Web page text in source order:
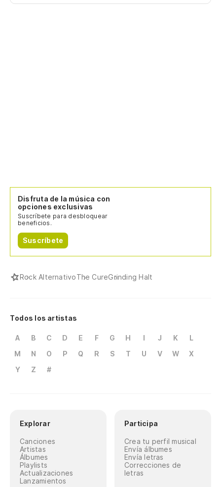
Disfruta de la música con
opciones exclusivas
Suscríbete para desbloquear
beneficios.
Suscríbete
Rock AlternativoThe CureGrinding Halt
Todos los artistas
A B C D E F G H I J K
L
M
N O P Q R S T U V W
X
Y
Z #
Explorar
Canciones
Artistas
Álbumes
Playlists
Actualizaciones
Lanzamientos
Participa
Crea tu perfil musical
Envía álbumes
Envía letras
Correcciones de
letras